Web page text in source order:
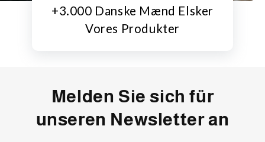
+3.000 Danske Mænd Elsker
Vores Produkter
Melden Sie sich für
unseren Newsletter an